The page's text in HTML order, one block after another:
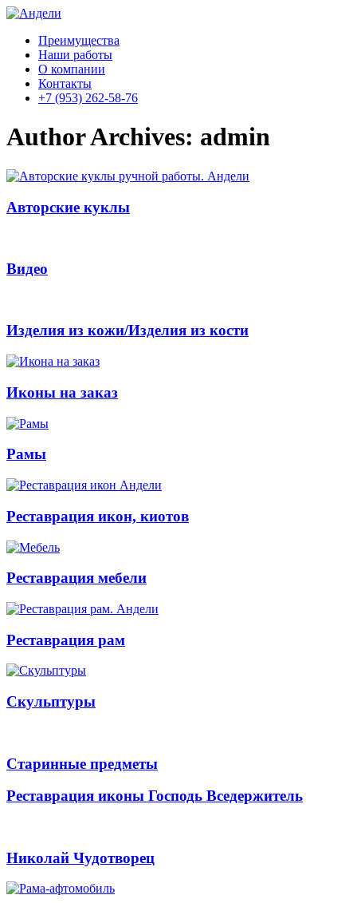
Преимущества
Наши работы
О компании
Контакты
+7 (953) 262-58-76
Author Archives: admin
Авторские куклы
Видео
Изделия из кожи/Изделия из кости
Иконы на заказ
Рамы
Реставрация икон, киотов
Реставрация мебели
Реставрация рам
Скульптуры
Старинные предметы
Реставрация иконы Господь Вседержитель
Николай Чудотворец